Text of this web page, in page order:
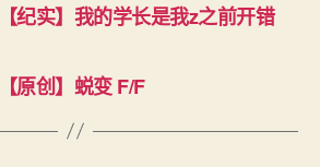
纪实】我的学长是我z之前开错
原创】蜕变 F/F